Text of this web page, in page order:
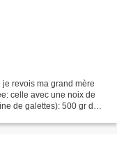
revois ma grand mère
celle avec une noix de
de galettes): 500 gr de